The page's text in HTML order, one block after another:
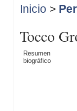
Inicio >
Tocco
Resumen
biográfico